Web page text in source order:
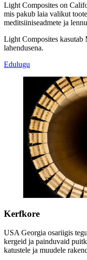
Light Composites on
mis pakub laia valikut
meditsiiniseadmete ja
Light Composites kasutab
lahendusena.
Edulugu
Kerfkore
USA Georgia osariigis
kergeid ja painduvaid
katustele ja muudele